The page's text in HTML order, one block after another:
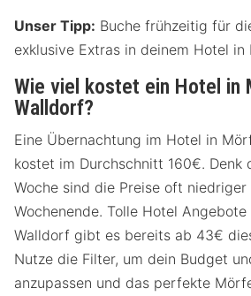
Unser Tipp: Buche frühzeitig für
exklusive Extras in deinem Hotel
Wie viel kostet ein Hotel in
Walldorf?
Eine Übernachtung im Hotel in
kostet im Durchschnitt 160€. Denk
Woche sind die Preise oft niedriger
Wochenende. Tolle Hotel
Walldorf gibt es bereits ab 43€
Nutze die Filter, um dein Budget
anzupassen und das perfekte